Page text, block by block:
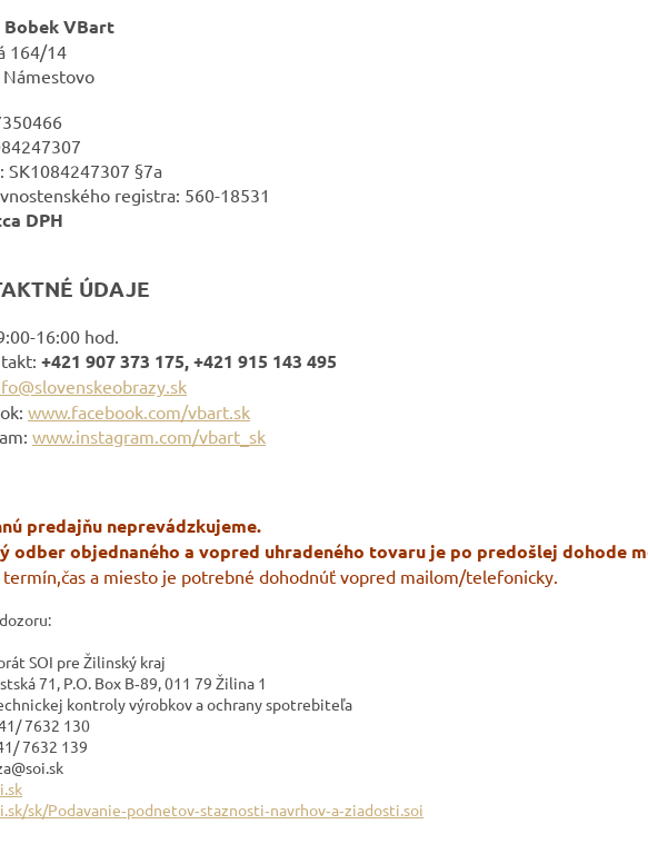
Bobek VBart
164/14
SK1084247307 §7a
registra: 560-18531
DPH
ÚDAJE
16:00 hod.
+421 907 373 175, +421 915 143 495
www.facebook.com/vbart.sk
www.instagram.com/vbart_sk
predajňu neprevádzkujeme.
odber objednaného a vopred uhradeného tovaru je po predošlej dohode
termín,čas a miesto je potrebné dohodnúť vopred mailom/telefonicky.
SOI pre Žilinský kraj
71, P.O. Box B‐89, 011 79 Žilina 1
kontroly výrobkov a ochrany spotrebiteľa
7632 130
7632 139
sk/Podavanie‐podnetov‐staznosti‐navrhov‐a‐ziadosti.soi